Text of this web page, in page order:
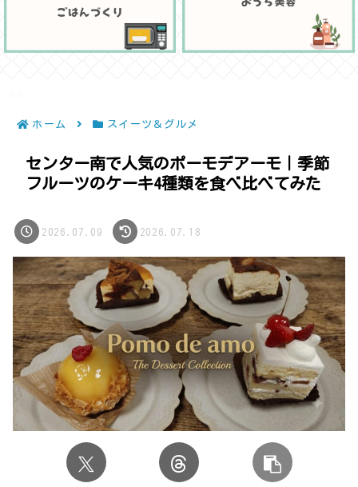
ホーム スイーツ＆グルメ
センター南で人気のポーモデアーモ｜季節
フルーツのケーキ4種類を食べ比べてみた
2026.07.09 2026.07.18